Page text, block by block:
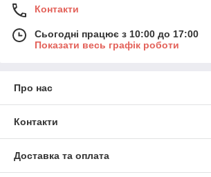
Контакти
Сьогодні працює з 10:00 до 17:00
Показати весь графік роботи
Про нас
Контакти
Доставка та оплата